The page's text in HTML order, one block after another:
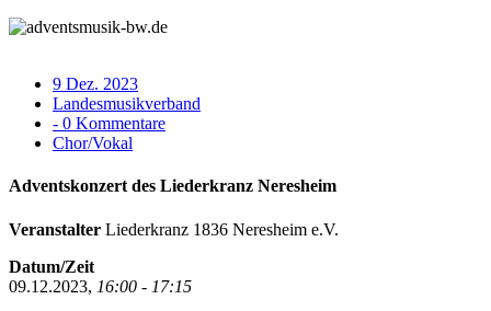
9 Dez. 2023
Landesmusikverband
- 0 Kommentare
Chor/Vokal
Adventskonzert des Liederkranz Neresheim
Veranstalter Liederkranz 1836 Neresheim e.V.
Datum/Zeit
09.12.2023, 16:00 - 17:15